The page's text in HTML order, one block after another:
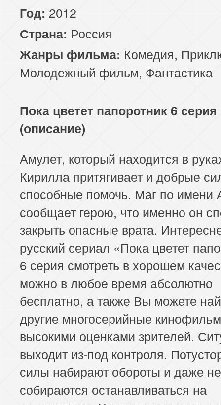
Год: 2012
Страна: Россия
Жанры фильма: Комедия,
Молодежный фильм, Фантастика
Пока цветет папоротник 6 серия
(описание)
Амулет, который находится в
Кирилла притягивает и добрые
способные помочь. Маг по имени
сообщает герою, что именно он
закрыть опасные врата.
русский сериал «Пока цветет
6 серия смотреть в хорошем
можно в любое время абсолютно
бесплатно, а также Вы можете
другие многосерийные
высокими оценками зрителей.
выходит из-под контроля.
силы набирают обороты и даже не
собираются останавливаться на